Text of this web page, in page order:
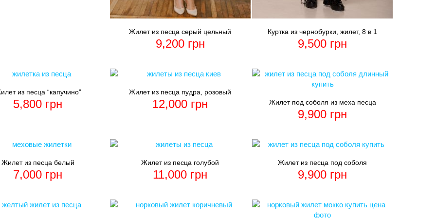
Жилет из песца серый цельный
9,200 грн
Куртка из чернобурки, жилет, 8 в 1
9,500 грн
из песца “капучино”
5,800 грн
Жилет из песца пудра, розовый
12,000 грн Жилет под соболя из меха песца
9,900 грн
Жилет из песца белый
7,000 грн
Жилет из песца голубой
11,000 грн
Жилет из песца под соболя
9,900 грн